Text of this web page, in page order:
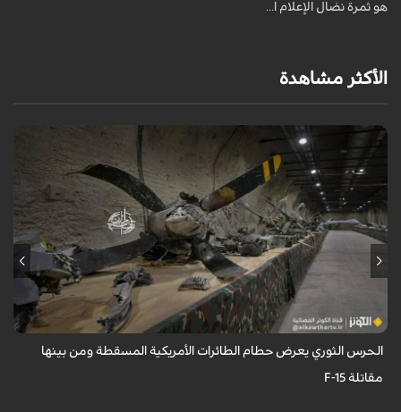
هو ثمرة نضال الإعلام ا...
الأكثر مشاهدة
عُرِضت مجموعة كبيرة من بقايا وحطام الطائرات والمسيّرات الأمريكية
والإسرائيلية التي تم إسقاطها واصطيادها من قبل الحرس الثوري.
الحرس الثوري يعرض حطام الطائرات الأمريكية المسقطة ومن بينها
مقاتلة F-15